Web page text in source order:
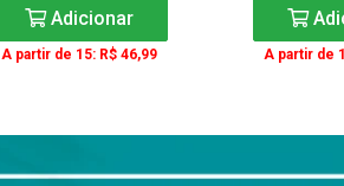
Adicionar
A partir de 15: R$ 46,99 A partir de